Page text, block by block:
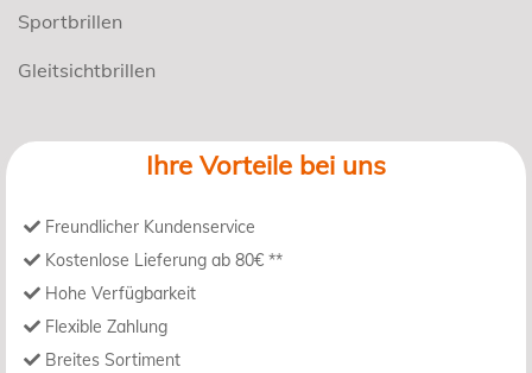
Sportbrillen
Gleitsichtbrillen
Ihre Vorteile bei uns
Freundlicher Kundenservice
Kostenlose Lieferung ab 80€ **
Hohe Verfügbarkeit
Flexible Zahlung
Breites Sortiment